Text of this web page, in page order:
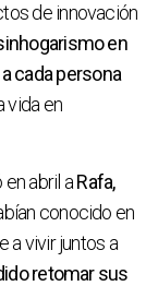
de innovación
en
cada persona
vida en
abril aRafa,
conocido en
a vivir juntos a
retomar sus